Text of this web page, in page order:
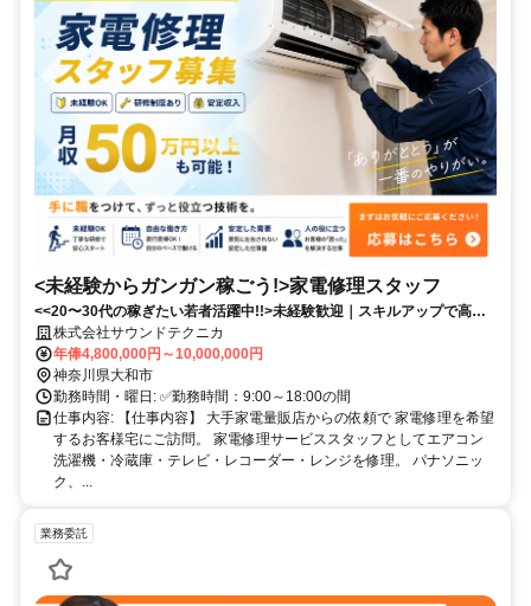
<未経験からガンガン稼ごう!>家電修理スタッフ
<<20〜30代の稼ぎたい若者活躍中!!>未経験歓迎｜スキルアップで高収
入｜営業活動なし｜安定した案件数｜ノルマなし！
株式会社サウンドテクニカ
年俸4,800,000円～10,000,000円
神奈川県大和市
勤務時間・曜日: ✅️勤務時間：9:00～18:00の間
仕事内容: 【仕事内容】 大手家電量販店からの依頼で 家電修理を希望
するお客様宅にご訪問。 家電修理サービススタッフとしてエアコン
洗濯機・冷蔵庫・テレビ・レコーダー・レンジを修理。 パナソニッ
ク、...
業務委託